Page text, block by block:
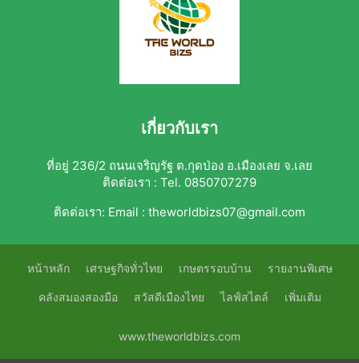
เกี่ยวกับเรา
ที่อยู่ 236/2 ถนนเจริญรัฐ ต.กุดป่อง อ.เมืองเลย จ.เลย
ติดต่อเรา : Tel. 0850707279
ติดต่อเรา: Email : theworldbizs07@gmail.com
หน้าหลัก เศรษฐกิจทั่วไทย เกษตรรอบบ้าน รายงานพิเศษ
คลังสมองสองมือ สวัสดีเมืองไทย ไลฟ์สไตล์ เพิ่มเติม
www.theworldbizs.com